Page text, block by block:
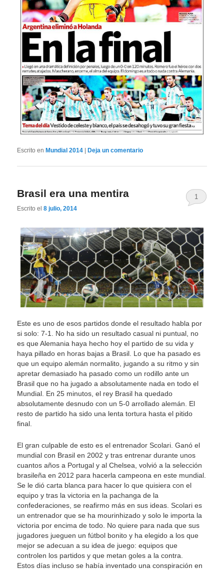
Escrito en Mundial 2014 |Deja un comentario
Brasil era una mentira
Escrito el8 julio, 2014
1
Este es uno de esos partidos donde el resultado habla por
si solo: 7-1. No ha sido un resultado casual ni puntual, no
es que Alemania haya hecho hoy el partido de su vida y
haya pillado en horas bajas a Brasil. Lo que ha pasado es
que un equipo alemán normalito, jugando a su ritmo y sin
apretar demasiado ha pasado como un rodillo ante un
Brasil que no ha jugado a absolutamente nada en todo el
Mundial. En 25 minutos, el rey Brasil ha quedado
absolutamente desnudo con un 5-0 arrollado alemán. El
resto de partido ha sido una lenta tortura hasta el pitido
final.
El gran culpable de esto es el entrenador Scolari. Ganó el
mundial con Brasil en 2002 y tras entrenar durante unos
cuantos años a Portugal y al Chelsea, volvió a la selección
brasileña en 2012 para hacerla campeona en este mundial.
Se le dió carta blanca para hacer lo que quisiera con el
equipo y tras la victoria en la pachanga de la
confederaciones, se reafirmo más en sus ideas. Scolari es
un entrenador que se ha mourinhizado y solo le importa la
victoria por encima de todo. No quiere para nada que sus
jugadores jueguen un fútbol bonito y ha elegido a los que
mejor se adecuan a su idea de juego: equipos que
controlen los partidos y que metan goles a la contra.
Estos días incluso se había inventado una conspiración en